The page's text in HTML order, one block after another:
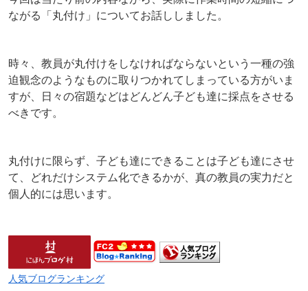
ながる「丸付け」についてお話ししました。
時々、教員が丸付けをしなければならないという一種の強
迫観念のようなものに取りつかれてしまっている方がいま
すが、日々の宿題などはどんどん子ども達に採点をさせる
べきです。
丸付けに限らず、子ども達にできることは子ども達にさせ
て、どれだけシステム化できるかが、真の教員の実力だと
個人的には思います。
人気ブログランキング